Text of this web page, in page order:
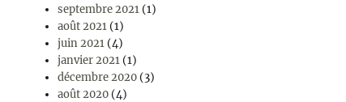
septembre 2021 (1)
août 2021 (1)
juin 2021 (4)
janvier 2021 (1)
décembre 2020 (3)
août 2020 (4)